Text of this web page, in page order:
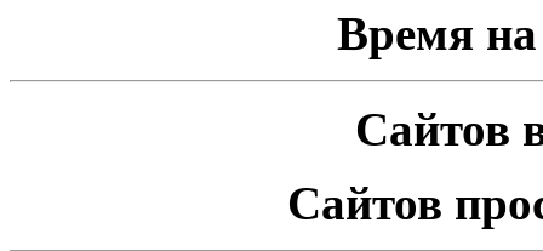
Время на
Сайтов
Сайтов